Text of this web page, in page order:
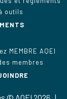
outils
MEMBRE AQEI
membres